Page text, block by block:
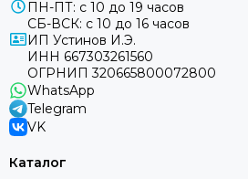
ПН-ПТ: с 10 до 19 часов
СБ-ВСК: с 10 до 16 часов
ИП Устинов И.Э.
ИНН 667303261560
ОГРНИП 320665800072800
WhatsApp
Telegram
VK
Каталог